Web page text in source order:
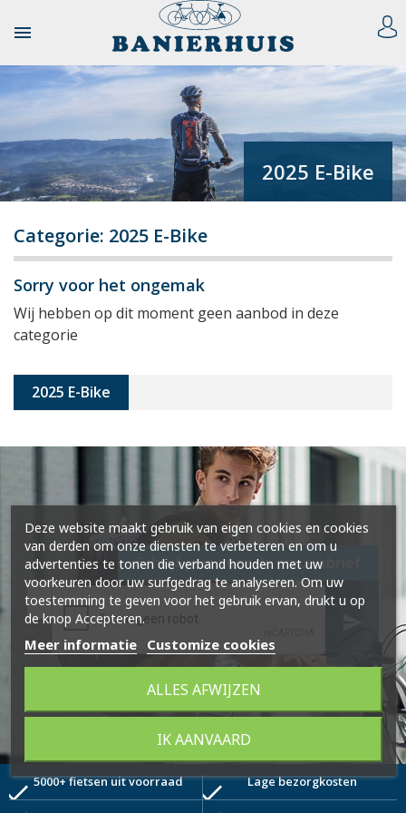

2025 E-Bike
Categorie: 2025 E-Bike
Sorry voor het ongemak
Wij hebben op dit moment geen aanbod in deze
categorie
2025 E-Bike
Schrijf je in voor de nieuwsbrief
check5000+ fietsen uit voorraad check Lage bezorgkosten
Deze website maakt gebruik van eigen cookies en cookies
van derden om onze diensten te verbeteren en om u
advertenties te tonen die verband houden met uw
voorkeuren door uw surfgedrag te analyseren. Om uw
toestemming te geven voor het gebruik ervan, drukt u op
de knop Accepteren.
Meer informatie Customize cookies
ALLES AFWIJZEN
IK AANVAARD